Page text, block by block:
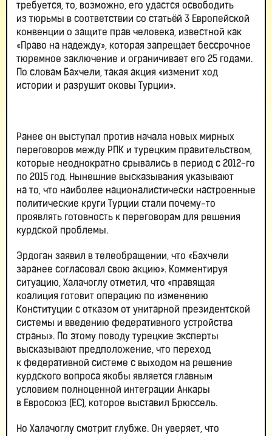
требуется, то, возможно, его удастся освободить
из тюрьмы в соответствии со статьёй 3 Европейской
конвенции о защите прав человека, известной как
«Право на надежду», которая запрещает бессрочное
тюремное заключение и ограничивает его 25 годами.
По словам Бахчели, такая акция «изменит ход
истории и разрушит оковы Турции».
Ранее он выступал против начала новых мирных
переговоров между РПК и турецким правительством,
которые неоднократно срывались в период с 2012-го
по 2015 год. Нынешние высказывания указывают
на то, что наиболее националистически настроенные
политические круги Турции стали почему-то
проявлять готовность к переговорам для решения
курдской проблемы.
Эрдоган заявил в телеобращении, что «Бахчели
заранее согласовал свою акцию». Комментируя
ситуацию, Халачоглу отметил, что «правящая
коалиция готовит операцию по изменению
Конституции с отказом от унитарной президентской
системы и введению федеративного устройства
страны». По этому поводу турецкие эксперты
высказывают предположение, что переход
к федеративной системе с выходом на решение
курдского вопроса якобы является главным
условием полноценной интеграции Анкары
в Евросоюз (ЕС), которое выставил Брюссель.
Но Халачоглу смотрит глубже. Он уверяет, что